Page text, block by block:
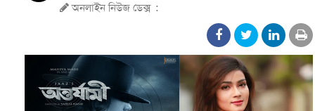
অনলাইন নিউজ ডেক্স :